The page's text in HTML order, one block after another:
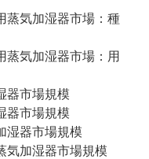
蒸気加湿器市場：種
蒸気加湿器市場：用
器市場規模
器市場規模
湿器市場規模
気加湿器市場規模